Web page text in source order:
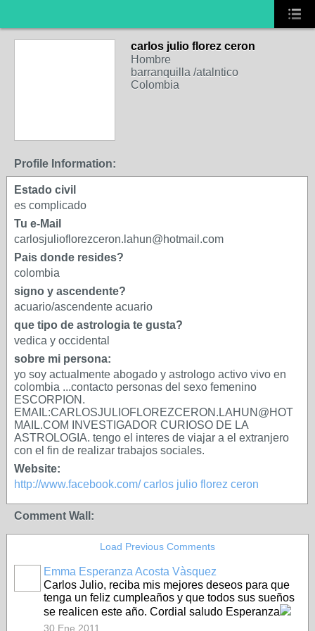
carlos julio florez ceron
Hombre
barranquilla /atalntico
Colombia
Profile Information:
Estado civil
es complicado
Tu e-Mail
carlosjulioflorezceron.lahun@hotmail.com
Pais donde resides?
colombia
signo y ascendente?
acuario/ascendente acuario
que tipo de astrologia te gusta?
vedica y occidental
sobre mi persona:
yo soy actualmente abogado y astrologo activo vivo en
colombia ...contacto personas del sexo femenino
ESCORPION.
EMAIL:CARLOSJULIOFLOREZCERON.LAHUN@HOT
MAIL.COM INVESTIGADOR CURIOSO DE LA
ASTROLOGIA. tengo el interes de viajar a el extranjero
con el fin de realizar trabajos sociales.
Website:
http://www.facebook.com/ carlos julio florez ceron
Comment Wall:
Load Previous Comments
Emma Esperanza Acosta Vàsquez
Carlos Julio, reciba mis mejores deseos para que
tenga un feliz cumpleaños y que todos sus sueños
se realicen este año. Cordial saludo Esperanza
30 Ene 2011